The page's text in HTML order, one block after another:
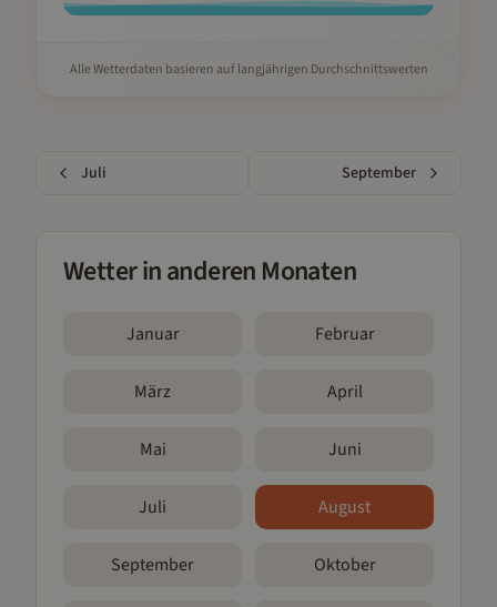
Alle Wetterdaten basieren auf langjährigen Durchschnittswerten
Juli September
Wetter in anderen Monaten
Januar Februar
März April
Mai Juni
Juli August
September Oktober